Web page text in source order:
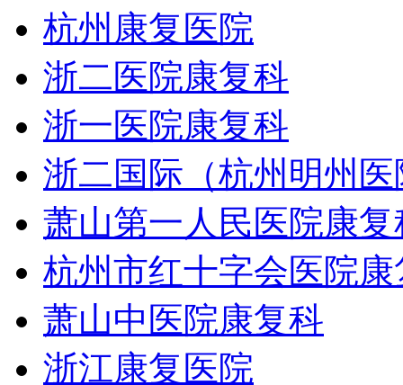
杭州康复医院
浙二医院康复科
浙一医院康复科
浙二国际（杭州明州
萧山第一人民医院康复
杭州市红十字会医院康
萧山中医院康复科
浙江康复医院